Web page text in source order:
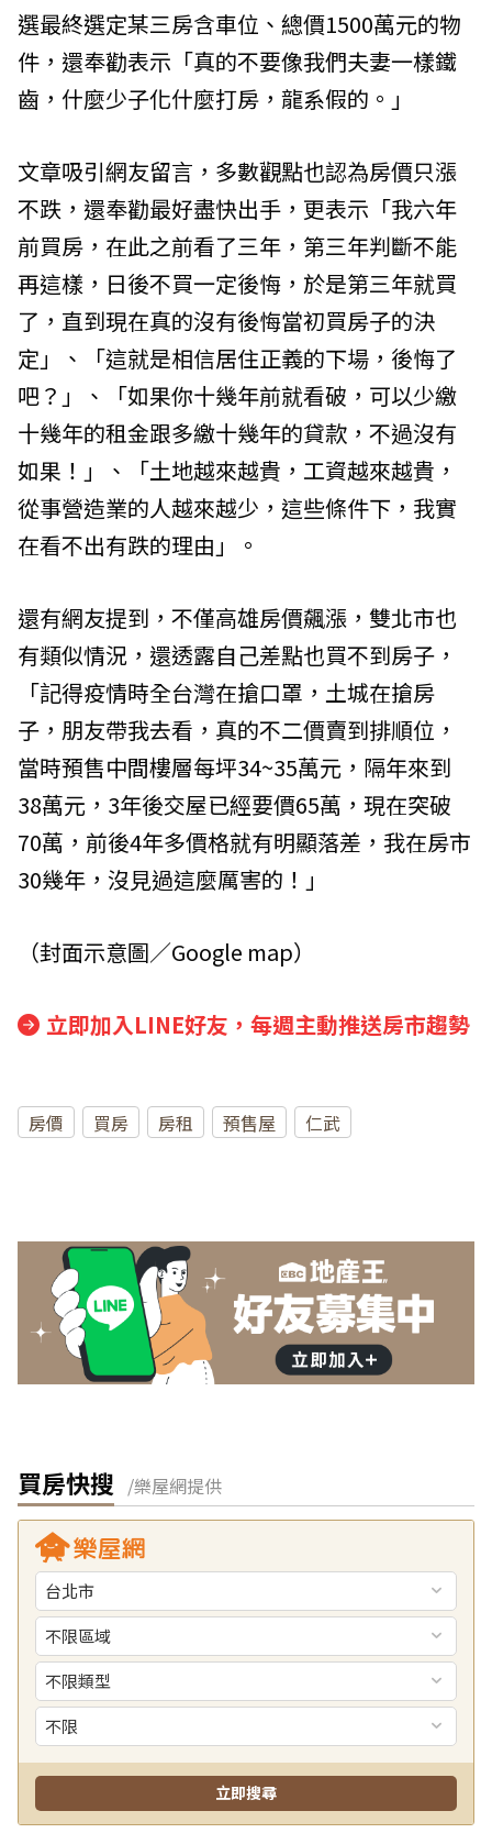
選最終選定某三房含車位、總價1500萬元的物
件，還奉勸表示「真的不要像我們夫妻一樣鐵
齒，什麼少子化什麼打房，龍系假的。」
文章吸引網友留言，多數觀點也認為房價只漲
不跌，還奉勸最好盡快出手，更表示「我六年
前買房，在此之前看了三年，第三年判斷不能
再這樣，日後不買一定後悔，於是第三年就買
了，直到現在真的沒有後悔當初買房子的決
定」、「這就是相信居住正義的下場，後悔了
吧？」、「如果你十幾年前就看破，可以少繳
十幾年的租金跟多繳十幾年的貸款，不過沒有
如果！」、「土地越來越貴，工資越來越貴，
從事營造業的人越來越少，這些條件下，我實
在看不出有跌的理由」。
還有網友提到，不僅高雄房價飆漲，雙北市也
有類似情況，還透露自己差點也買不到房子，
「記得疫情時全台灣在搶口罩，土城在搶房
子，朋友帶我去看，真的不二價賣到排順位，
當時預售中間樓層每坪34~35萬元，隔年來到
38萬元，3年後交屋已經要價65萬，現在突破
70萬，前後4年多價格就有明顯落差，我在房市
30幾年，沒見過這麼厲害的！」
（封面示意圖／Google map）
立即加入LINE好友，每週主動推送房市趨勢
房價 買房 房租 預售屋 仁武
買房快搜 /樂屋網提供